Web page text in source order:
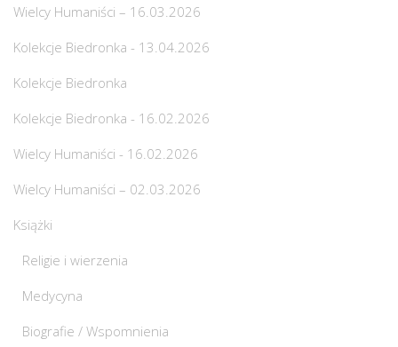
Wielcy Humaniści – 16.03.2026
Kolekcje Biedronka - 13.04.2026
Kolekcje Biedronka
Kolekcje Biedronka - 16.02.2026
Wielcy Humaniści - 16.02.2026
Wielcy Humaniści – 02.03.2026
Książki
Religie i wierzenia
Medycyna
Biografie / Wspomnienia